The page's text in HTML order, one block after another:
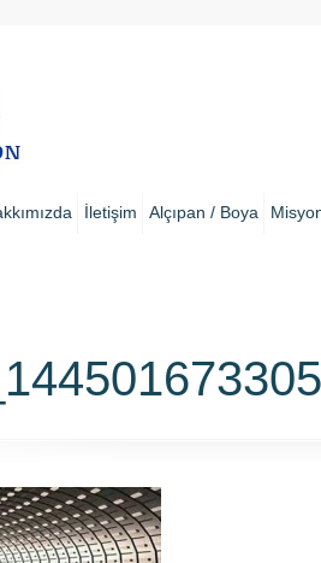
İletişim Alçıpan / Boya